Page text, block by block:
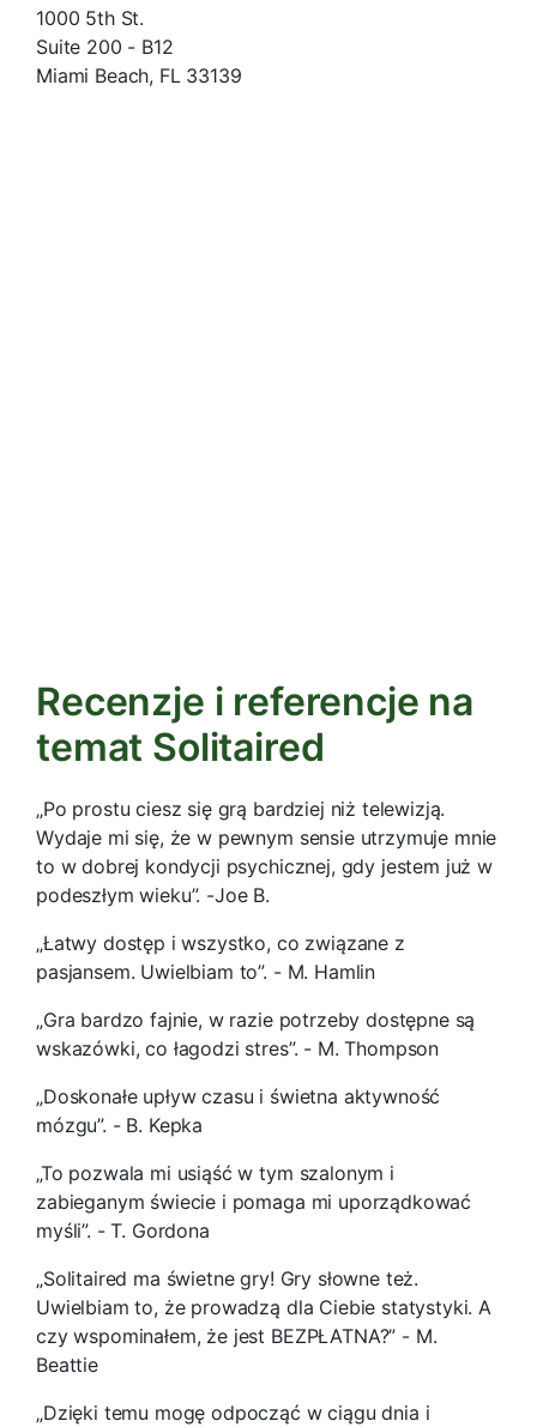
1000 5th St.
Suite 200 - B12
Miami Beach, FL 33139
Recenzje i referencje na
temat Solitaired
„Po prostu ciesz się grą bardziej niż telewizją.
Wydaje mi się, że w pewnym sensie utrzymuje mnie
to w dobrej kondycji psychicznej, gdy jestem już w
podeszłym wieku”. -Joe B.
„Łatwy dostęp i wszystko, co związane z
pasjansem. Uwielbiam to”. - M. Hamlin
„Gra bardzo fajnie, w razie potrzeby dostępne są
wskazówki, co łagodzi stres”. - M. Thompson
„Doskonałe upływ czasu i świetna aktywność
mózgu”. - B. Kepka
„To pozwala mi usiąść w tym szalonym i
zabieganym świecie i pomaga mi uporządkować
myśli”. - T. Gordona
„Solitaired ma świetne gry! Gry słowne też.
Uwielbiam to, że prowadzą dla Ciebie statystyki. A
czy wspominałem, że jest BEZPŁATNA?” - M.
Beattie
„Dzięki temu mogę odpocząć w ciągu dnia i